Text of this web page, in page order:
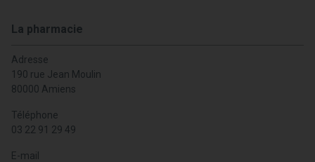
La pharmacie
Adresse
190 rue Jean Moulin
80000 Amiens
Téléphone
03 22 91 29 49
E-mail